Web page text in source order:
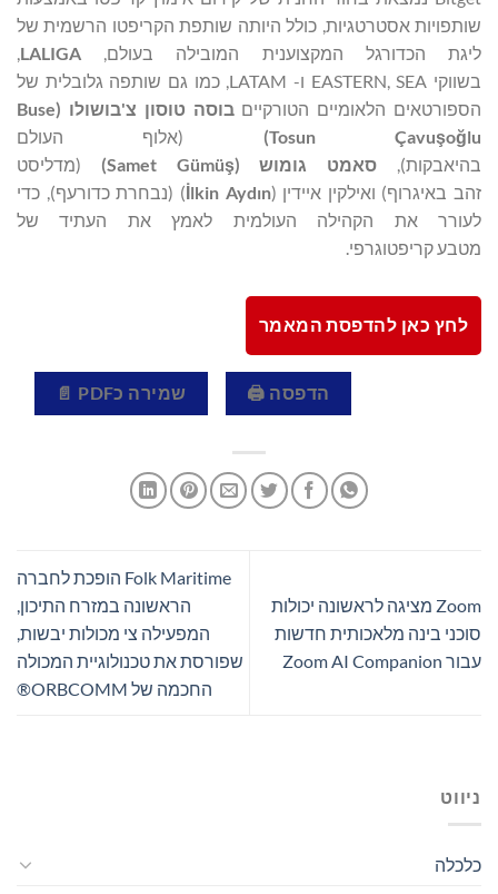
שותפויות אסטרטגיות, כולל היותה שותפת הקריפטו הרשמית של
ליגת הכדורגל המקצוענית המובילה בעולם, LALIGA
,
בשווקי EASTERN, SEA ו- LATAM, כמו גם שותפה גלובלית של
הספורטאים הלאומיים הטורקייםבוסה טוסון צ'בושולו (Buse
Tosun Çavuşoğlu
) (אלוף העולם
בהיאבקות), סאמט גומוש ( Samet Gümüş
) (מדליסט
זהב באיגרוף) ואילקין איידין (
İlkin Aydın ) (נבחרת כדורעף), כדי
לעורר את הקהילה העולמית לאמץ את העתיד של
מטבע קריפטוגרפי.
לחץ כאן להדפסת המאמר
הדפסה 🖨 שמירה כPDF 📄
Zoom מציגה לראשונה יכולות
סוכני בינה מלאכותית חדשות
עבור Zoom AI Companion
Folk Maritime הופכת לחברה
הראשונה במזרח התיכון,
המפעילה צי מכולות יבשות,
שפורסת את טכנולוגיית המכולה
החכמה של ORBCOMM®
ניווט
כלכלה